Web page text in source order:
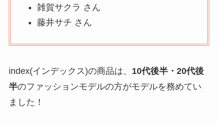
雑賀サクラ さん
藤井サチ さん
index(インデックス)の商品は、 10代後半・20代後
半のファッションモデルの方がモデルを務めてい
ました！